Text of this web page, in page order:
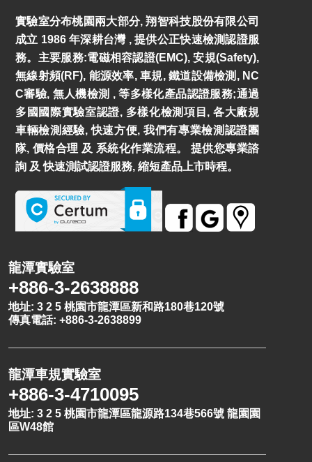
實驗室分布桃園兩大部分, 翔智科技股份有限公司
成立 1986 年深耕台灣 , 提供公正快速檢測認證服
務。主要服務:電磁相容認證(EMC), 安規(Safety),
無線射頻(RF), 能源效率, 車規, 鐵道設備檢測, NC
C審驗, 無人機檢測 , 等多樣化產品認證服務;通過
多國國際實驗室認證, 多樣化檢測項目, 各大廠規
車輛檢測經驗, 快速方便, 我們有專業檢測認證團
隊, 價格合理 及 系統化作業流程。 提供您專業諮
詢 及 快速測試認證服務, 縮短產品上市時程。
龍潭實驗室
+886-3-2638888
地址: 3 2 5 桃園市龍潭區新和路180巷120號
傳真電話: +886-3-2638899
龍潭車規實驗室
+886-3-4710095
地址: 3 2 5 桃園市龍潭區龍源路134巷566號 龍園園
區W48館